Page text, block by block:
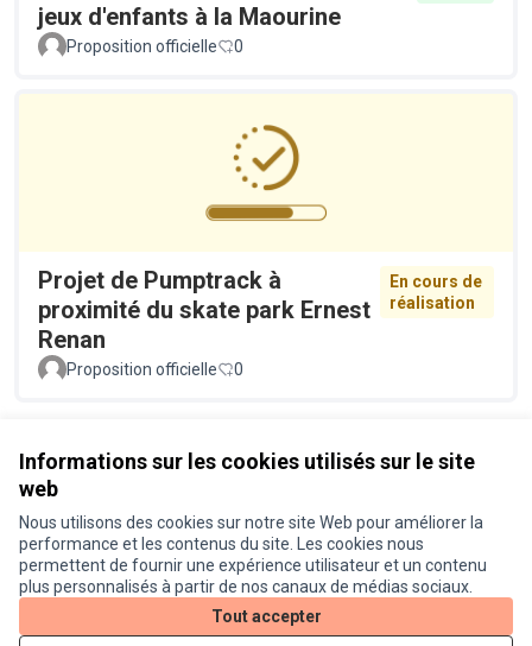
Informations sur les cookies utilisés sur le site
web
Nous utilisons des cookies sur notre site Web pour améliorer la
performance et les contenus du site. Les cookies nous
permettent de fournir une expérience utilisateur et un contenu
plus personnalisés à partir de nos canaux de médias sociaux.
Tout accepter
jeux d'enfants à la Maourine
Proposition officielle 0
Projet de Pumptrack à
proximité du skate park Ernest
Renan
En cours de
réalisation
Proposition officielle 0
Conditions d'utilisation
Paramètres des cookies
Je participe ! sur X
(Lien externe)
Je participe ! sur Facebook
Je participe ! sur Instagram